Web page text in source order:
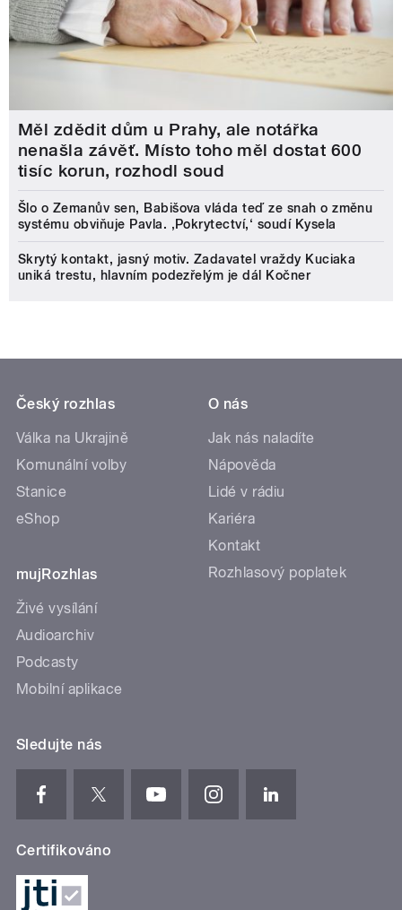
Měl zdědit dům u Prahy, ale notářka
nenašla závěť. Místo toho měl dostat 600
tisíc korun, rozhodl soud
Šlo o Zemanův sen, Babišova vláda teď ze snah o změnu
systému obviňuje Pavla. ‚Pokrytectví,‘ soudí Kysela
Skrytý kontakt, jasný motiv. Zadavatel vraždy Kuciaka
uniká trestu, hlavním podezřelým je dál Kočner
Český rozhlas
Válka na Ukrajině
Komunální volby
Stanice
eShop
mujRozhlas
Živé vysílání
Audioarchiv
Podcasty
Mobilní aplikace
O nás
Jak nás naladíte
Nápověda
Lidé v rádiu
Kariéra
Kontakt
Rozhlasový poplatek
Sledujte nás
Certifikováno